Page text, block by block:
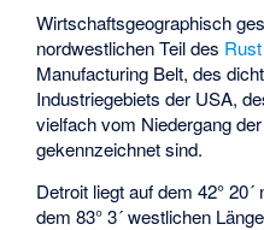
Wirtschaftsgeographisch
nordwestlichen Teil des
Manufacturing Belt, des
Industriegebiets der USA,
vielfach vom Niedergang
gekennzeichnet sind.
Detroit liegt auf dem 42°
dem 83° 3´ westlichen